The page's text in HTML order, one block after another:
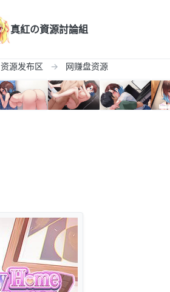
真紅の資源討論組
资源发布区 网赚盘资源